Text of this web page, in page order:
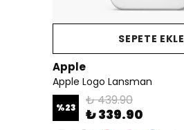
SEPETE EKLE
Apple
Apple Logo Lansman
%23 ₺ 439.90
₺ 339.90